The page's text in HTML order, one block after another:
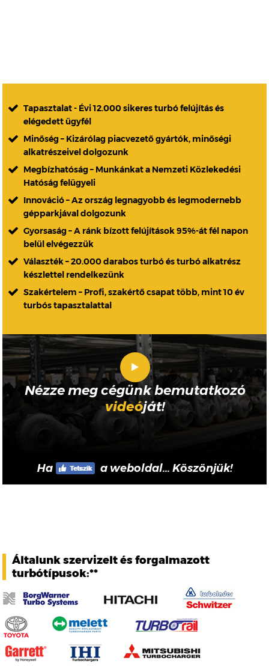
Tapasztalat - Évi 12.000 sikeres turbó felújítás és
elégedett ügyfél
Minőség – Kizárólag piacvezető gyártók, minőségi
alkatrészeivel dolgozunk
Megbízhatóság – Munkánkat a Nemzeti Közlekedési
Hatóság felügyeli
Innováció – Az ország legnagyobb és legmodernebb
gépparkjával dolgozunk
Gyorsaság – A ránk bízott felújítások 95%-át fél napon
belül elvégezzük
Választék – 20.000 darabos turbó és turbó alkatrész
készlettel rendelkezünk
Szakértelem – Profi, szakértő csapat több, mint 10 év
turbós tapasztalattal
Nézze meg cégünk bemutatkozó
videóját!
Ha a weboldal... Köszönjük!
Általunk szervizelt és forgalmazott
turbótípusok:**